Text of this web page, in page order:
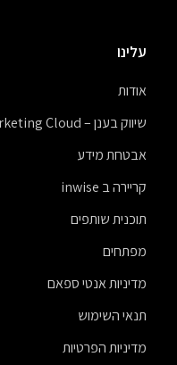
עלינו
אודות
שיווק בענן – Marketing Cloud
אבטחת מידע
קריירה ב inwise
תוכנית שותפים
מפתחים
מדיניות אנטי ספאם
תנאי השימוש
מדיניות הפרטיות